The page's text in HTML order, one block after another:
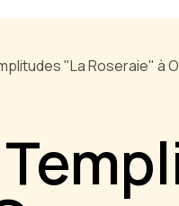
"La Roseraie" à